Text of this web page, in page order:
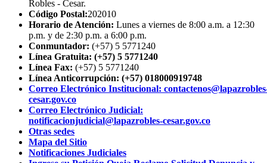
Robles - Cesar.
Código Postal:202010
Horario de Atención: Lunes a viernes de 8:00 a.m. a 12:30
p.m. y de 2:30 p.m. a 6:00 p.m.
Conmuntador: (+57) 5 5771240
Línea Gratuita: (+57) 5 5771240
Línea Fax: (+57) 5 5771240
Línea Anticorrupción: (+57) 018000919748
Correo Electrónico Institucional:
cesar.gov.co
Correo Electrónico Judicial:
notificacionjudicial@lapazrobles-cesar.gov.co
Otras sedes
Mapa del Sitio
Notificaciones Judiciales